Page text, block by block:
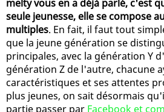
melty vous en a déjà parlé, c'est
seule jeunesse, elle se compose
multiples. En fait, il faut tout
que la jeune génération se
principales, avec la génération Y
génération Z de l'autre, chacune
caractéristiques et ses attentes
plus jeunes, on sait désormais
partie passer par Facebook et